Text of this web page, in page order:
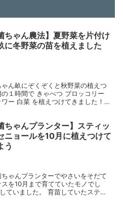
ちゃん農法】夏野菜を片付け
に冬野菜の苗を植えました
ん畝にぞくぞくと秋野菜の植えつ
１時間で きゃべつ ブロッコリー
ー 白菜 を植えつけてきました！
ちゃんプランター】スティッ
ニョールを10月に植えつけて
う
ゃんプランターでやさいをそだて
を10月まで育てていたモノでし
ていました。 育苗していたスティ